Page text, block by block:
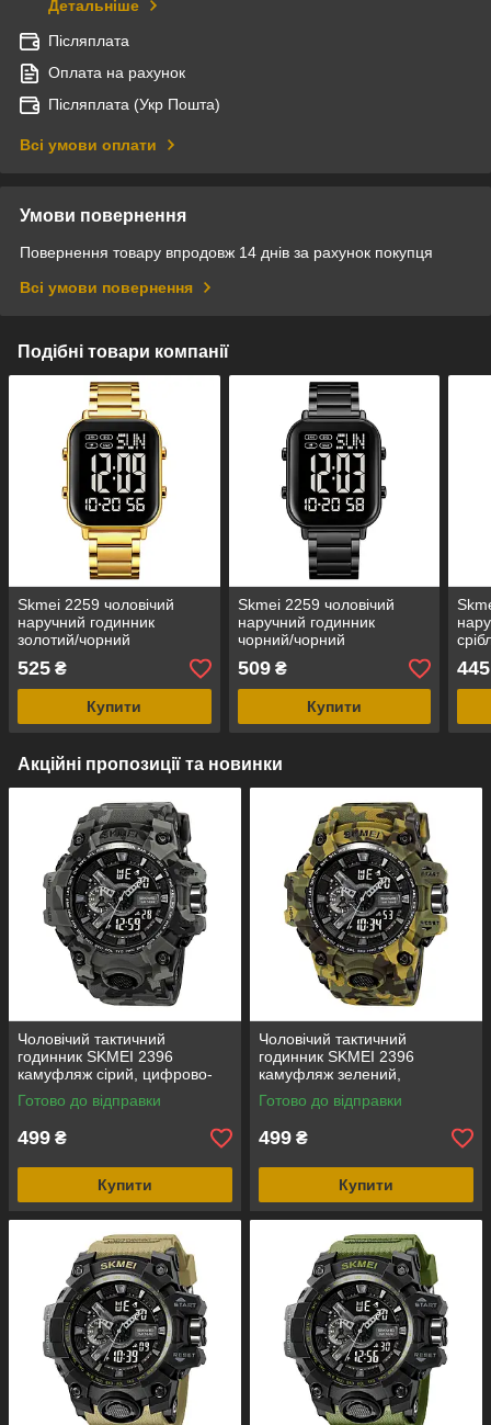
Детальніше
Післяплата
Оплата на рахунок
Післяплата (Укр Пошта)
Всі умови оплати
Умови повернення
Повернення товару впродовж 14 днів за рахунок покупця
Всі умови повернення
Подібні товари компанії
Skmei 2259 чоловічий
наручний годинник
золотий/чорний
525 ₴
Купити
Skmei 2259 чоловічий
наручний годинник
чорний/чорний
509₴
Купити
445
Акційні пропозиції та новинки
Чоловічий тактичний
годинник SKMEI 2396
камуфляж сірий, цифрово-
аналоговий, водозахист 5
ATM
Готово до відправки
499 ₴
Купити
Чоловічий тактичний
годинник SKMEI 2396
камуфляж зелений,
цифрово-аналоговий,
водозахист 5 ATM
Готово до відправки
499 ₴
Купити